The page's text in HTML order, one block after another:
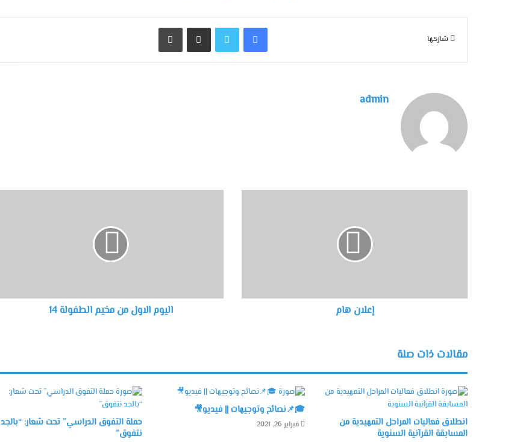
شاركها
فيسبوكتويتر مشاركة عبر البريد طباعة
admin
إعلان هام اليوم الاول من مخيم الطفولة 14
مقالات ذات صلة
انطلاق فعاليات المراحل التمهيدية من
المسابقة القرآنية السنوية
🎓📌نصائح وتوجيهات || فيديو🎥
فبراير 26, 2021
حملة التفوق الدراسي” تحت شعار: “بالجد
نتفوق”